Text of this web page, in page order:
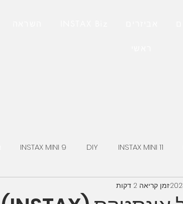
INSTAX MINI 11
DIY
INSTAX MINI 9
FUJI INSTAX MINIזמן קריאה 2 דקות